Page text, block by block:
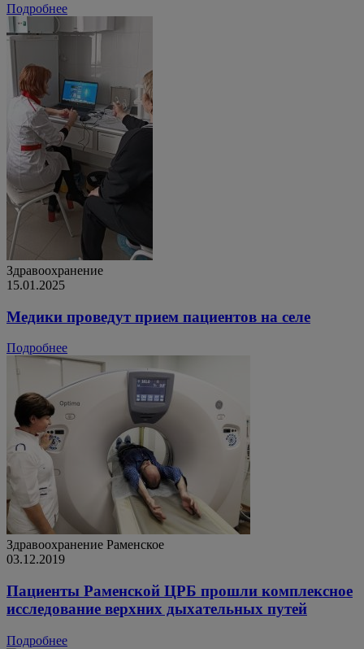
Подробнее
Здравоохранение
15.01.2025
Медики проведут прием пациентов на селе
Подробнее
Здравоохранение Раменское
03.12.2019
Пациенты Раменской ЦРБ прошли комплексное
исследование верхних дыхательных путей
Подробнее